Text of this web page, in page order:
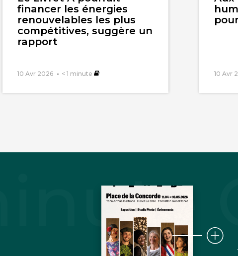
financer les énergies
renouvelables les plus
compétitives, suggère un
rapport
10 Avr 2026 < 1 minute 10 Avr